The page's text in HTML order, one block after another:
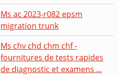
Ms ac 2023-r082 epsm
migration trunk
Ms chv chd chm chf -
fournitures de tests rapides
de diagnostic et examens ...